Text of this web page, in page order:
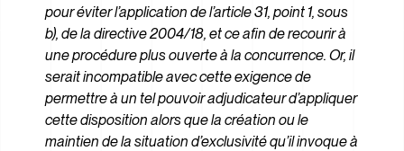
pour éviter l’application de l’article 31, point 1, sous
b), de la directive 2004/18, et ce afin de recourir à
une procédure plus ouverte à la concurrence. Or, il
serait incompatible avec cette exigence de
permettre à un tel pouvoir adjudicateur d’appliquer
cette disposition alors que la création ou le
maintien de la situation d’exclusivité qu’il invoque à